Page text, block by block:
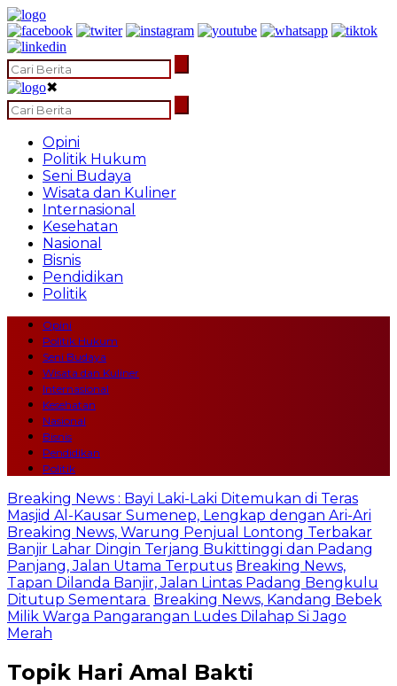
✖
Opini
Politik Hukum
Seni Budaya
Wisata dan Kuliner
Internasional
Kesehatan
Nasional
Bisnis
Pendidikan
Politik
Opini
Politik Hukum
Seni Budaya
Wisata dan Kuliner
Internasional
Kesehatan
Nasional
Bisnis
Pendidikan
Politik
Breaking News : Bayi Laki-Laki Ditemukan di Teras
Masjid Al-Kausar Sumenep, Lengkap dengan Ari-Ari
Breaking News, Warung Penjual Lontong Terbakar
Banjir Lahar Dingin Terjang Bukittinggi dan Padang
Panjang, Jalan Utama Terputus Breaking News,
Tapan Dilanda Banjir, Jalan Lintas Padang Bengkulu
Ditutup Sementara Breaking News, Kandang Bebek
Milik Warga Pangarangan Ludes Dilahap Si Jago
Merah
Topik Hari Amal Bakti